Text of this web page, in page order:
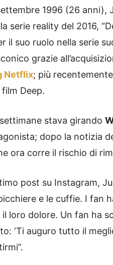
1996 (26 anni),
serie reality del 2016,
il suo ruolo nella serie
grazie
Netflix; più
Deep.
stava girando
dopo la notizia
ora corre il rischio di
post su Instagram,
e le cuffie. I fan
loro dolore. Un fan ha
‘Ti auguro tutto il